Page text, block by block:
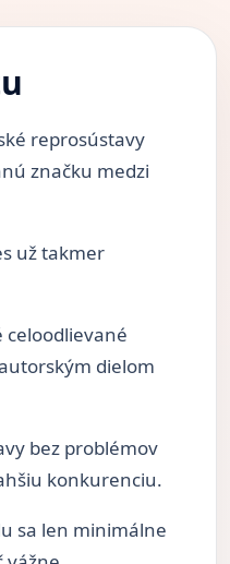
reprosústavy
značku medzi
už takmer
celoodlievané
dielom
bez problémov
konkurenciu.
sa len minimálne